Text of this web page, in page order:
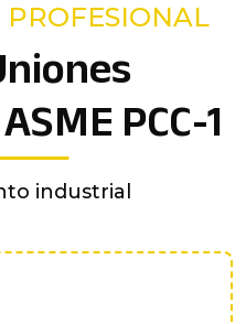
PCC-1
industrial